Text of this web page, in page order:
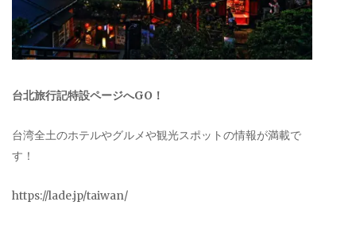
台北旅行記特設ページへGO！
台湾全土のホテルやグルメや観光スポットの情報が満載で
す！
https://lade.jp/taiwan/